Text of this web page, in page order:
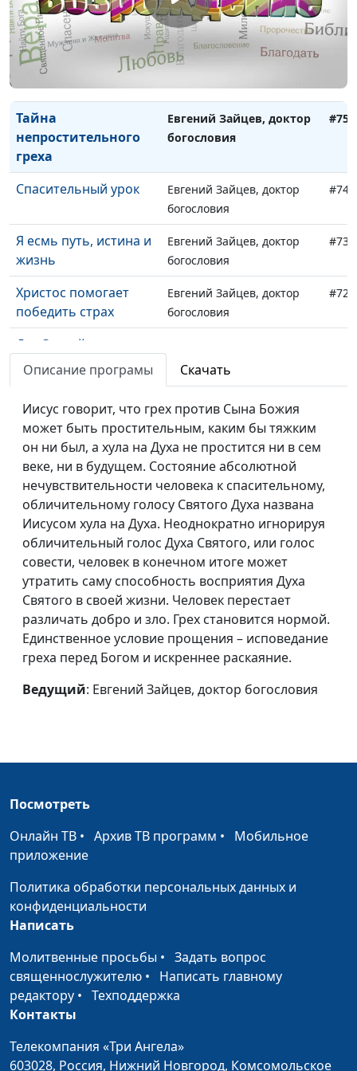
Покаяние,
очищающее душу
Евгений Зайцев, доктор
богословия
#77
Смысл человеческого
страдания
Евгений Зайцев, доктор
богословия
Тайна
непростительного
греха
Евгений Зайцев, доктор
богословия
#75
Спасительный урок
Евгений Зайцев, доктор
богословия
#74
Я есмь путь, истина и
жизнь
Евгений Зайцев, доктор
богословия
#73
Христос помогает
победить страх
Евгений Зайцев, доктор
богословия
#72
Дух Святой и
проповедь Евангелия
священнослужитель
излитию Духа
Святого
священнослужитель
Дух Святой в жизни
семьи
Владимир Котов,
священнослужитель
Дух Святой меняет
нас
Владимир Котов,
священнослужитель
Получение Святого
Духа
Владимир Котов,
священнослужитель
Возрождение и
Святой Дух
Владимир Котов,
священнослужитель
священнослужитель
составляющая жизни
Переживания в
жизни человека
Владимир Котов,
священнослужитель
Твое предназначение
Владимир Котов,
Цена одной буквы
священнослужитель,
автор книги "Библейская
истина в лабиринтах
Дарвин, апокалипсис
Петра и вечная
Александр Богданенков,
священнослужитель,
Описание програмы Скачать
Иисус говорит, что грех против Сына Божия
может быть простительным, каким бы тяжким
он ни был, а хула на Духа не простится ни в сем
веке, ни в будущем. Состояние абсолютной
нечувствительности человека к спасительному,
обличительному голосу Святого Духа названа
Иисусом хула на Духа. Неоднократно игнорируя
обличительный голос Духа Святого, или голос
совести, человек в конечном итоге может
утратить саму способность восприятия Духа
Святого в своей жизни. Человек перестает
различать добро и зло. Грех становится нормой.
Единственное условие прощения – исповедание
греха перед Богом и искреннее раскаяние.
Ведущий: Евгений Зайцев, доктор богословия
Посмотреть
Онлайн ТВ • Архив ТВ программ • Мобильное
приложение
Политика обработки персональных данных и
конфиденциальности
Написать
Молитвенные просьбы • Задать вопрос
священнослужителю • Написать главному
редактору • Техподдержка
Контакты
Телекомпания «Три Ангела»
603028, Россия, Нижний Новгород, Комсомольское